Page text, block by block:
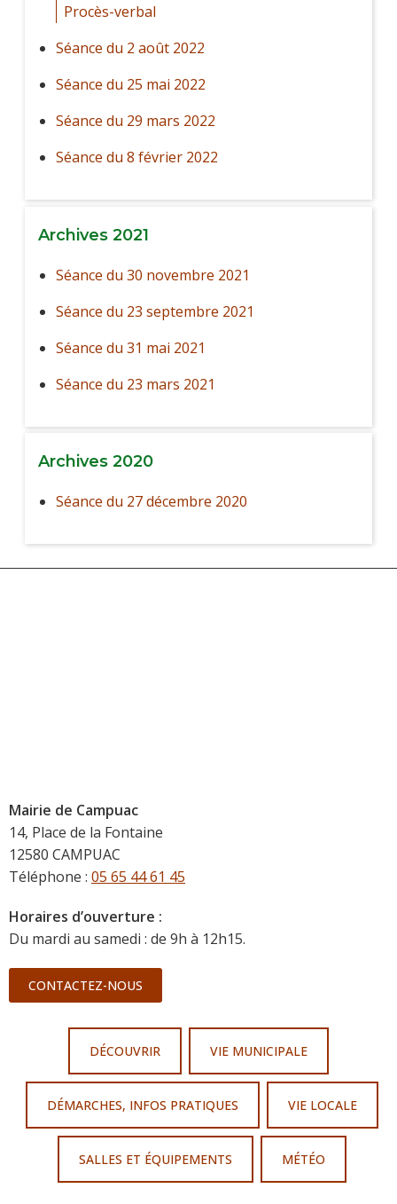
Procès-verbal
Séance du 2 août 2022
Séance du 25 mai 2022
Séance du 29 mars 2022
Séance du 8 février 2022
Archives 2021
Séance du 30 novembre 2021
Séance du 23 septembre 2021
Séance du 31 mai 2021
Séance du 23 mars 2021
Archives 2020
Séance du 27 décembre 2020
Mairie de Campuac
14, Place de la Fontaine
12580 CAMPUAC
Téléphone : 05 65 44 61 45
Horaires d’ouverture :
Du mardi au samedi : de 9h à 12h15.
CONTACTEZ-NOUS
DÉCOUVRIR VIE MUNICIPALE
DÉMARCHES, INFOS PRATIQUES VIE LOCALE
SALLES ET ÉQUIPEMENTS MÉTÉO